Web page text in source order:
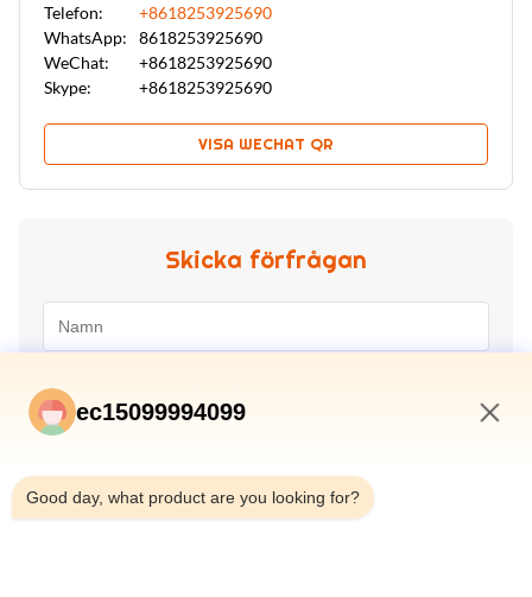
Telefon:
+8618253925690
WhatsApp:
8618253925690
WeChat:
+8618253925690
Skype:
+8618253925690
VISA WECHAT QR
Skicka förfrågan
ec15099994099
Good day, what product are you looking for?